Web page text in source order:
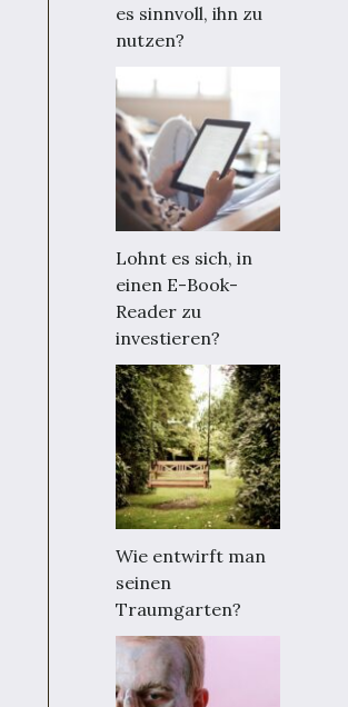
es sinnvoll, ihn zu
nutzen?
Lohnt es sich, in
einen E-Book-
Reader zu
investieren?
Wie entwirft man
seinen
Traumgarten?